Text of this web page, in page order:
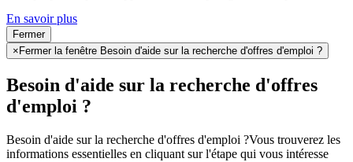
En savoir plus
Fermer
× Fermer la fenêtre Besoin d'aide sur la recherche d'offres d'emploi ?
Besoin d'aide sur la recherche d'offres
d'emploi ?
Besoin d'aide sur la recherche d'offres d'emploi ?Vous trouverez les
informations essentielles en cliquant sur l'étape qui vous intéresse